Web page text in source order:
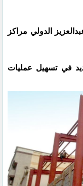
الدولي مراكز
في تسهيل عمليات